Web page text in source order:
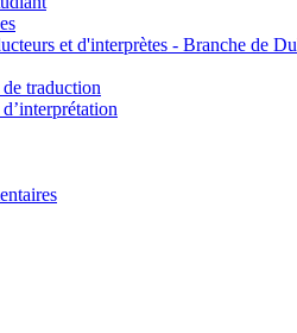
et d'interprètes - Branche de
traduction